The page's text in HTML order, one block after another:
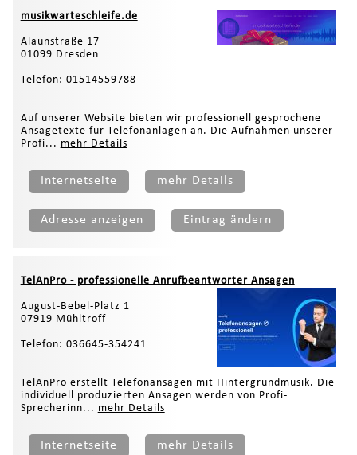
musikwarteschleife.de
Alaunstraße 17
01099 Dresden
Telefon: 01514559788
Auf unserer Website bieten wir professionell gesprochene
Ansagetexte für Telefonanlagen an. Die Aufnahmen unserer
Profi... mehr Details
Internetseite mehr Details
Adresse anzeigen Eintrag ändern
TelAnPro - professionelle Anrufbeantworter Ansagen
August-Bebel-Platz 1
07919 Mühltroff
Telefon: 036645-354241
TelAnPro erstellt Telefonansagen mit Hintergrundmusik. Die
individuell produzierten Ansagen werden von Profi-
Sprecherinn... mehr Details
Internetseite mehr Details